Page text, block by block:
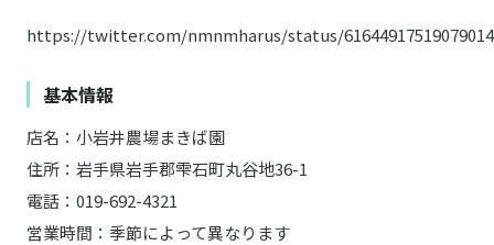
https://twitter.com/nmnmharus/status/
基本情報
店名：小岩井農場まきば園
住所：岩手県岩手郡雫石町丸谷地36-1
電話：019-692-4321
営業時間：季節によって異なります